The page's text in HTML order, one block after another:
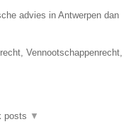
advies in Antwerpen dan
Vennootschappenrecht,
posts ▼